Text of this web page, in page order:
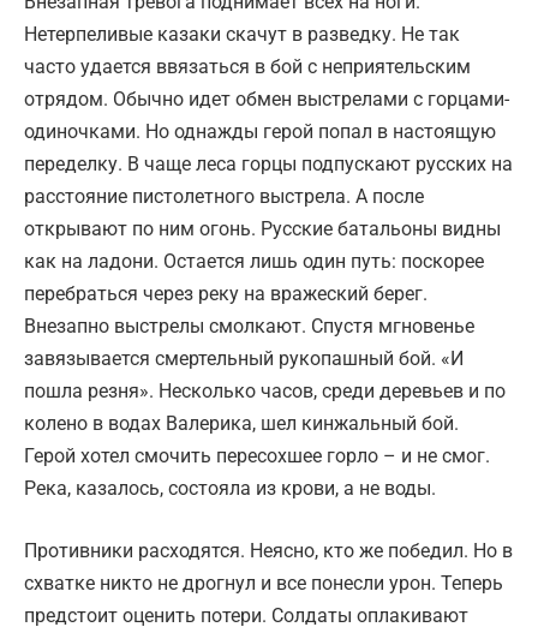
Нетерпеливые казаки скачут в разведку. Не так
часто удается ввязаться в бой с неприятельским
отрядом. Обычно идет обмен выстрелами с горцами-
одиночками. Но однажды герой попал в настоящую
переделку. В чаще леса горцы подпускают русских на
расстояние пистолетного выстрела. А после
открывают по ним огонь. Русские батальоны видны
как на ладони. Остается лишь один путь: поскорее
перебраться через реку на вражеский берег.
Внезапно выстрелы смолкают. Спустя мгновенье
завязывается смертельный рукопашный бой. «И
пошла резня». Несколько часов, среди деревьев и по
колено в водах Валерика, шел кинжальный бой.
Герой хотел смочить пересохшее горло – и не смог.
Река, казалось, состояла из крови, а не воды.
Противники расходятся. Неясно, кто же победил. Но в
схватке никто не дрогнул и все понесли урон. Теперь
предстоит оценить потери. Солдаты оплакивают